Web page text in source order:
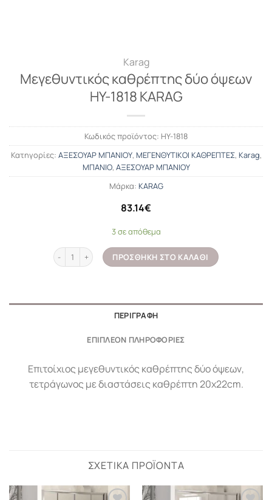
Karag
Μεγεθυντικός καθρέπτης δύο όψεων
HY-1818 KARAG
Κωδικός προϊόντος: HY-1818
Κατηγορίες: ΑΞΕΣΟΥΑΡ ΜΠΑΝΙΟΥ, ΜΕΓΕΝΘΥΤΙΚΟΙ ΚΑΘΡΕΠΤΕΣ, Karag,
ΜΠΑΝΙΟ, ΑΞΕΣΟΥΑΡ ΜΠΑΝΙΟΥ
Μάρκα: KARAG
83.14€
3 σε απόθεμα
Μεγεθυντικός καθρέπτης δύο όψεων HY-1818 KARAG ποσότητα
ΠΡΟΣΘΉΚΗ ΣΤΟ ΚΑΛΆΘΙ
ΠΕΡΙΓΡΑΦΉ
ΕΠΙΠΛΈΟΝ ΠΛΗΡΟΦΟΡΊΕΣ
Επιτοίχιος μεγεθυντικός καθρέπτης δύο όψεων,
τετράγωνος με διαστάσεις καθρέπτη 20x22cm.
ΣΧΕΤΙΚΆ ΠΡΟΪΌΝΤΑ